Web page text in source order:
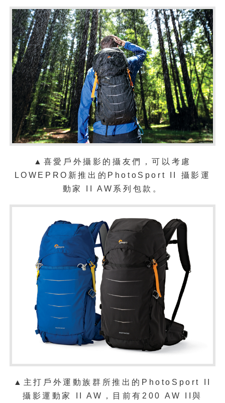
▲喜愛戶外攝影的攝友們，可以考慮
LOWEPRO新推出的PhotoSport II 攝影運
動家 II AW系列包款。
▲主打戶外運動族群所推出的PhotoSport II
攝影運動家 II AW，目前有200
AW
II與